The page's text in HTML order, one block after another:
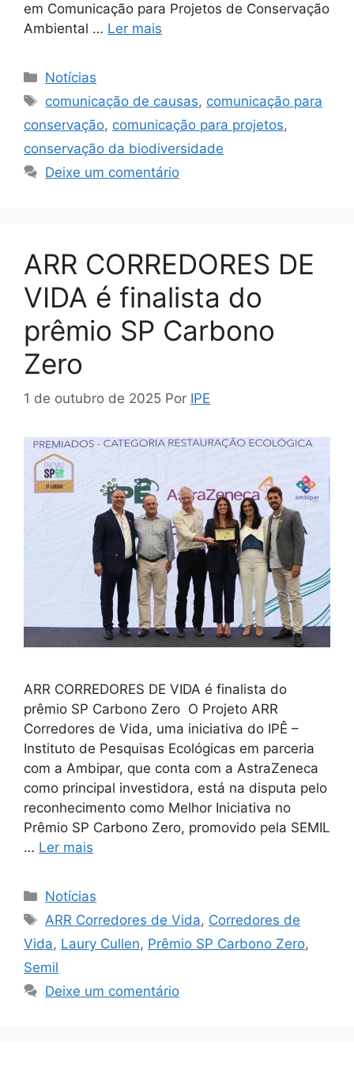
em Comunicação para Projetos de Conservação
Ambiental … Ler mais
Notícias
comunicação de causas, comunicação para
conservação, comunicação para projetos,
conservação da biodiversidade
Deixe um comentário
ARR CORREDORES DE
VIDA é finalista do
prêmio SP Carbono
Zero
1 de outubro de 2025 Por IPE
ARR CORREDORES DE VIDA é finalista do
prêmio SP Carbono Zero O Projeto ARR
Corredores de Vida, uma iniciativa do IPÊ –
Instituto de Pesquisas Ecológicas em parceria
com a Ambipar, que conta com a AstraZeneca
como principal investidora, está na disputa pelo
reconhecimento como Melhor Iniciativa no
Prêmio SP Carbono Zero, promovido pela SEMIL
… Ler mais
Notícias
ARR Corredores de Vida, Corredores de
Vida, Laury Cullen, Prêmio SP Carbono Zero,
Semil
Deixe um comentário